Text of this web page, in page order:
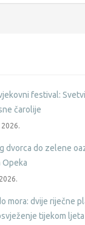
festival:
čarolije
dvorca do zelene
mora: dvije riječne
tijekom ljeta